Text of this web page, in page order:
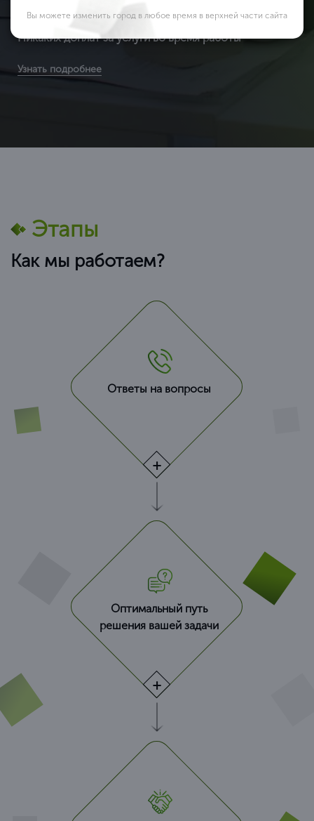
Никаких доплат за услуги во время работы
(т.к. мы являемся федеральной компанией и можем
Узнать подробнее
Этапы
Как мы работаем?
Ответы на вопросы
Оптимальный путь
решения вашей задачи
Вы можете изменить город в любое время в верхней части сайта